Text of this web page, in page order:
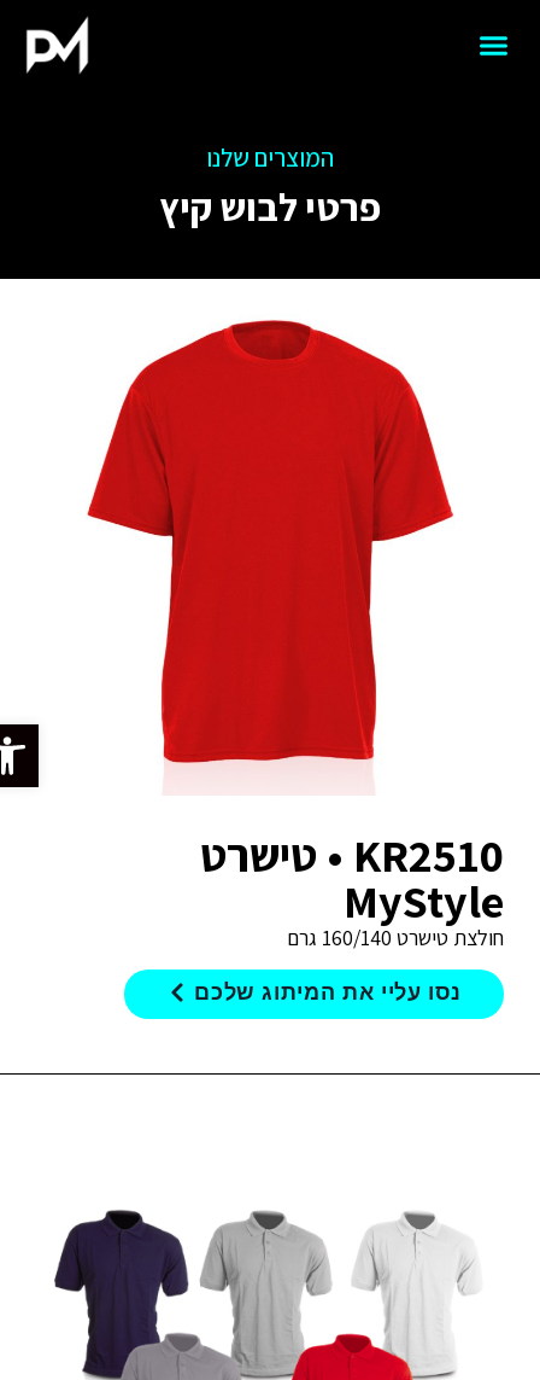
פתח
המוצרים שלנו
פרטי לבוש קיץ
KR2510 • טישרט
MyStyle
חולצת טישרט 160/140 גרם
נסו עליי את המיתוג שלכם